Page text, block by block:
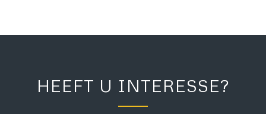
HEEFT U INTERESSE?